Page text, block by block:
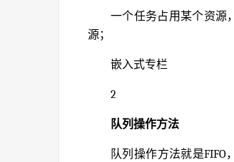
一个任务占用某个资源
源；
嵌入式专栏
2
队列操作方法
队列操作方法就是